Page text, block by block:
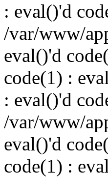
: eval()'d
/var/www/
eval()'d
code(1) :
: eval()'d
/var/www/
eval()'d
code(1) :